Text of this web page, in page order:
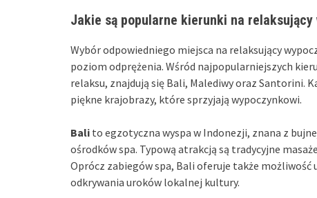
Jakie są popularne kierunki na relaksujący
Wybór odpowiedniego miejsca na relaksujący
poziom odprężenia. Wśród najpopularniejszych
relaksu, znajdują się Bali, Malediwy oraz Santorini.
piękne krajobrazy, które sprzyjają wypoczynkowi.
Bali to egzotyczna wyspa w Indonezji, znana z
ośrodków spa. Typową atrakcją są tradycyjne
Oprócz zabiegów spa, Bali oferuje także możliwość
odkrywania uroków lokalnej kultury.